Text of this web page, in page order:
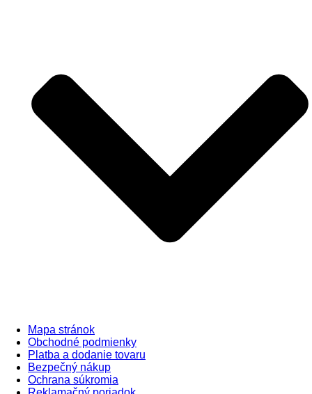
Mapa stránok
Obchodné podmienky
Platba a dodanie tovaru
Bezpečný nákup
Ochrana súkromia